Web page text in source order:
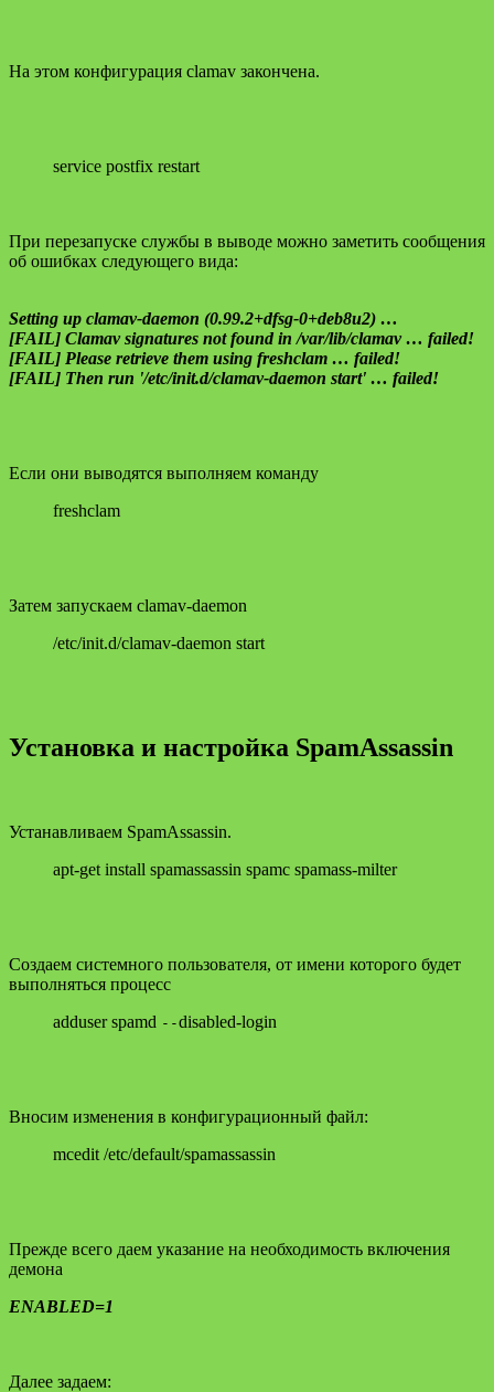
На этом конфигурация clamav закончена.
service postfix restart
При перезапуске службы в выводе можно заметить сообщения
об ошибках следующего вида:
Setting up clamav-daemon (0.99.2+dfsg-0+deb8u2) …
[FAIL] Clamav signatures not found in /var/lib/clamav … failed!
[FAIL] Please retrieve them using freshclam … failed!
[FAIL] Then run '/etc/init.d/clamav-daemon start' … failed!
Если они выводятся выполняем команду
freshclam
Затем запускаем clamav-daemon
/etc/init.d/clamav-daemon start
Установка и настройка SpamAssassin
Устанавливаем SpamAssassin.
apt-get install spamassassin spamc spamass-milter
Создаем системного пользователя, от имени которого будет
выполняться процесс
adduser spamd --disabled-login
Вносим изменения в конфигурационный файл:
mcedit /etc/default/spamassassin
Прежде всего даем указание на необходимость включения
демона
ENABLED=1
Далее задаем: